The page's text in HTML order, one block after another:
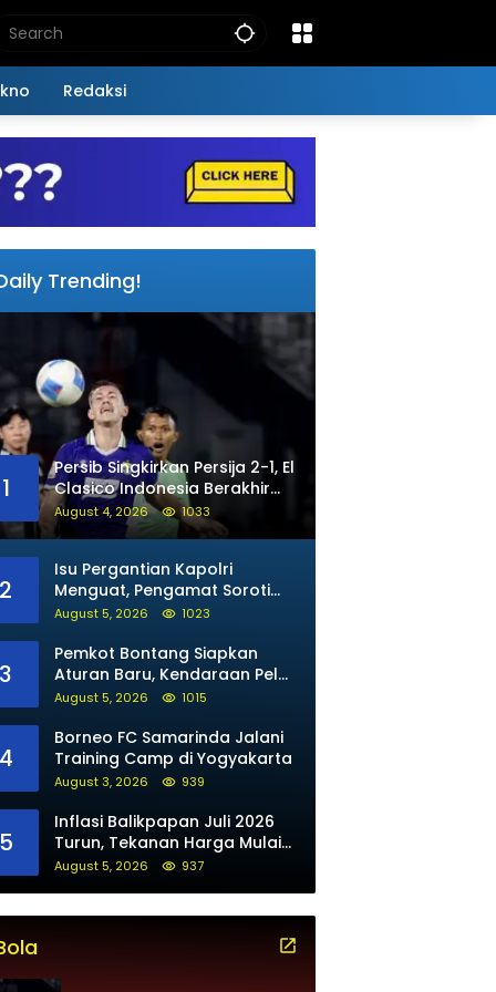
Redaksi
Trending!
1
Persib Singkirkan Persija 2-1, El
Clasico Indonesia Berakhir
untuk Maung Bandung
August 4, 2026 1033
2
Isu Pergantian Kapolri
Menguat, Pengamat Soroti
Arah Kepemimpinan Polri
August 5, 2026 1023
3
Pemkot Bontang Siapkan
Aturan Baru, Kendaraan Pelat
Luar Tak Bisa Beli BBM Subsidi
August 5, 2026 1015
4
Borneo FC Samarinda Jalani
Training Camp di Yogyakarta
August 3, 2026 939
5
Inflasi Balikpapan Juli 2026
Turun, Tekanan Harga Mulai
Mereda
August 5, 2026 937